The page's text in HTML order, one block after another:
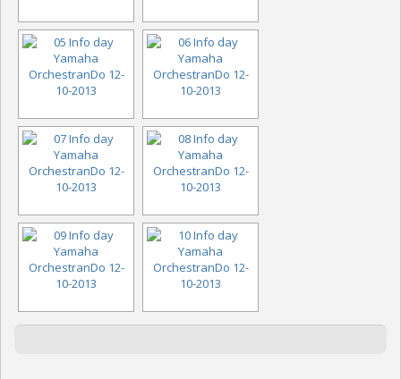
YAMAHA CLASS BAND – CORSI DI FORMAZIONE MUSICALE DI BASE
CORSI FREP DI BASE
CORSI PRE-ACCADEMICI
ELENCO DOCENTI
CONVENZIONI
CALENDARIO
DOWNLOAD